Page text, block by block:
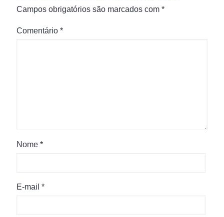
Campos obrigatórios são marcados com *
Comentário *
Nome *
E-mail *